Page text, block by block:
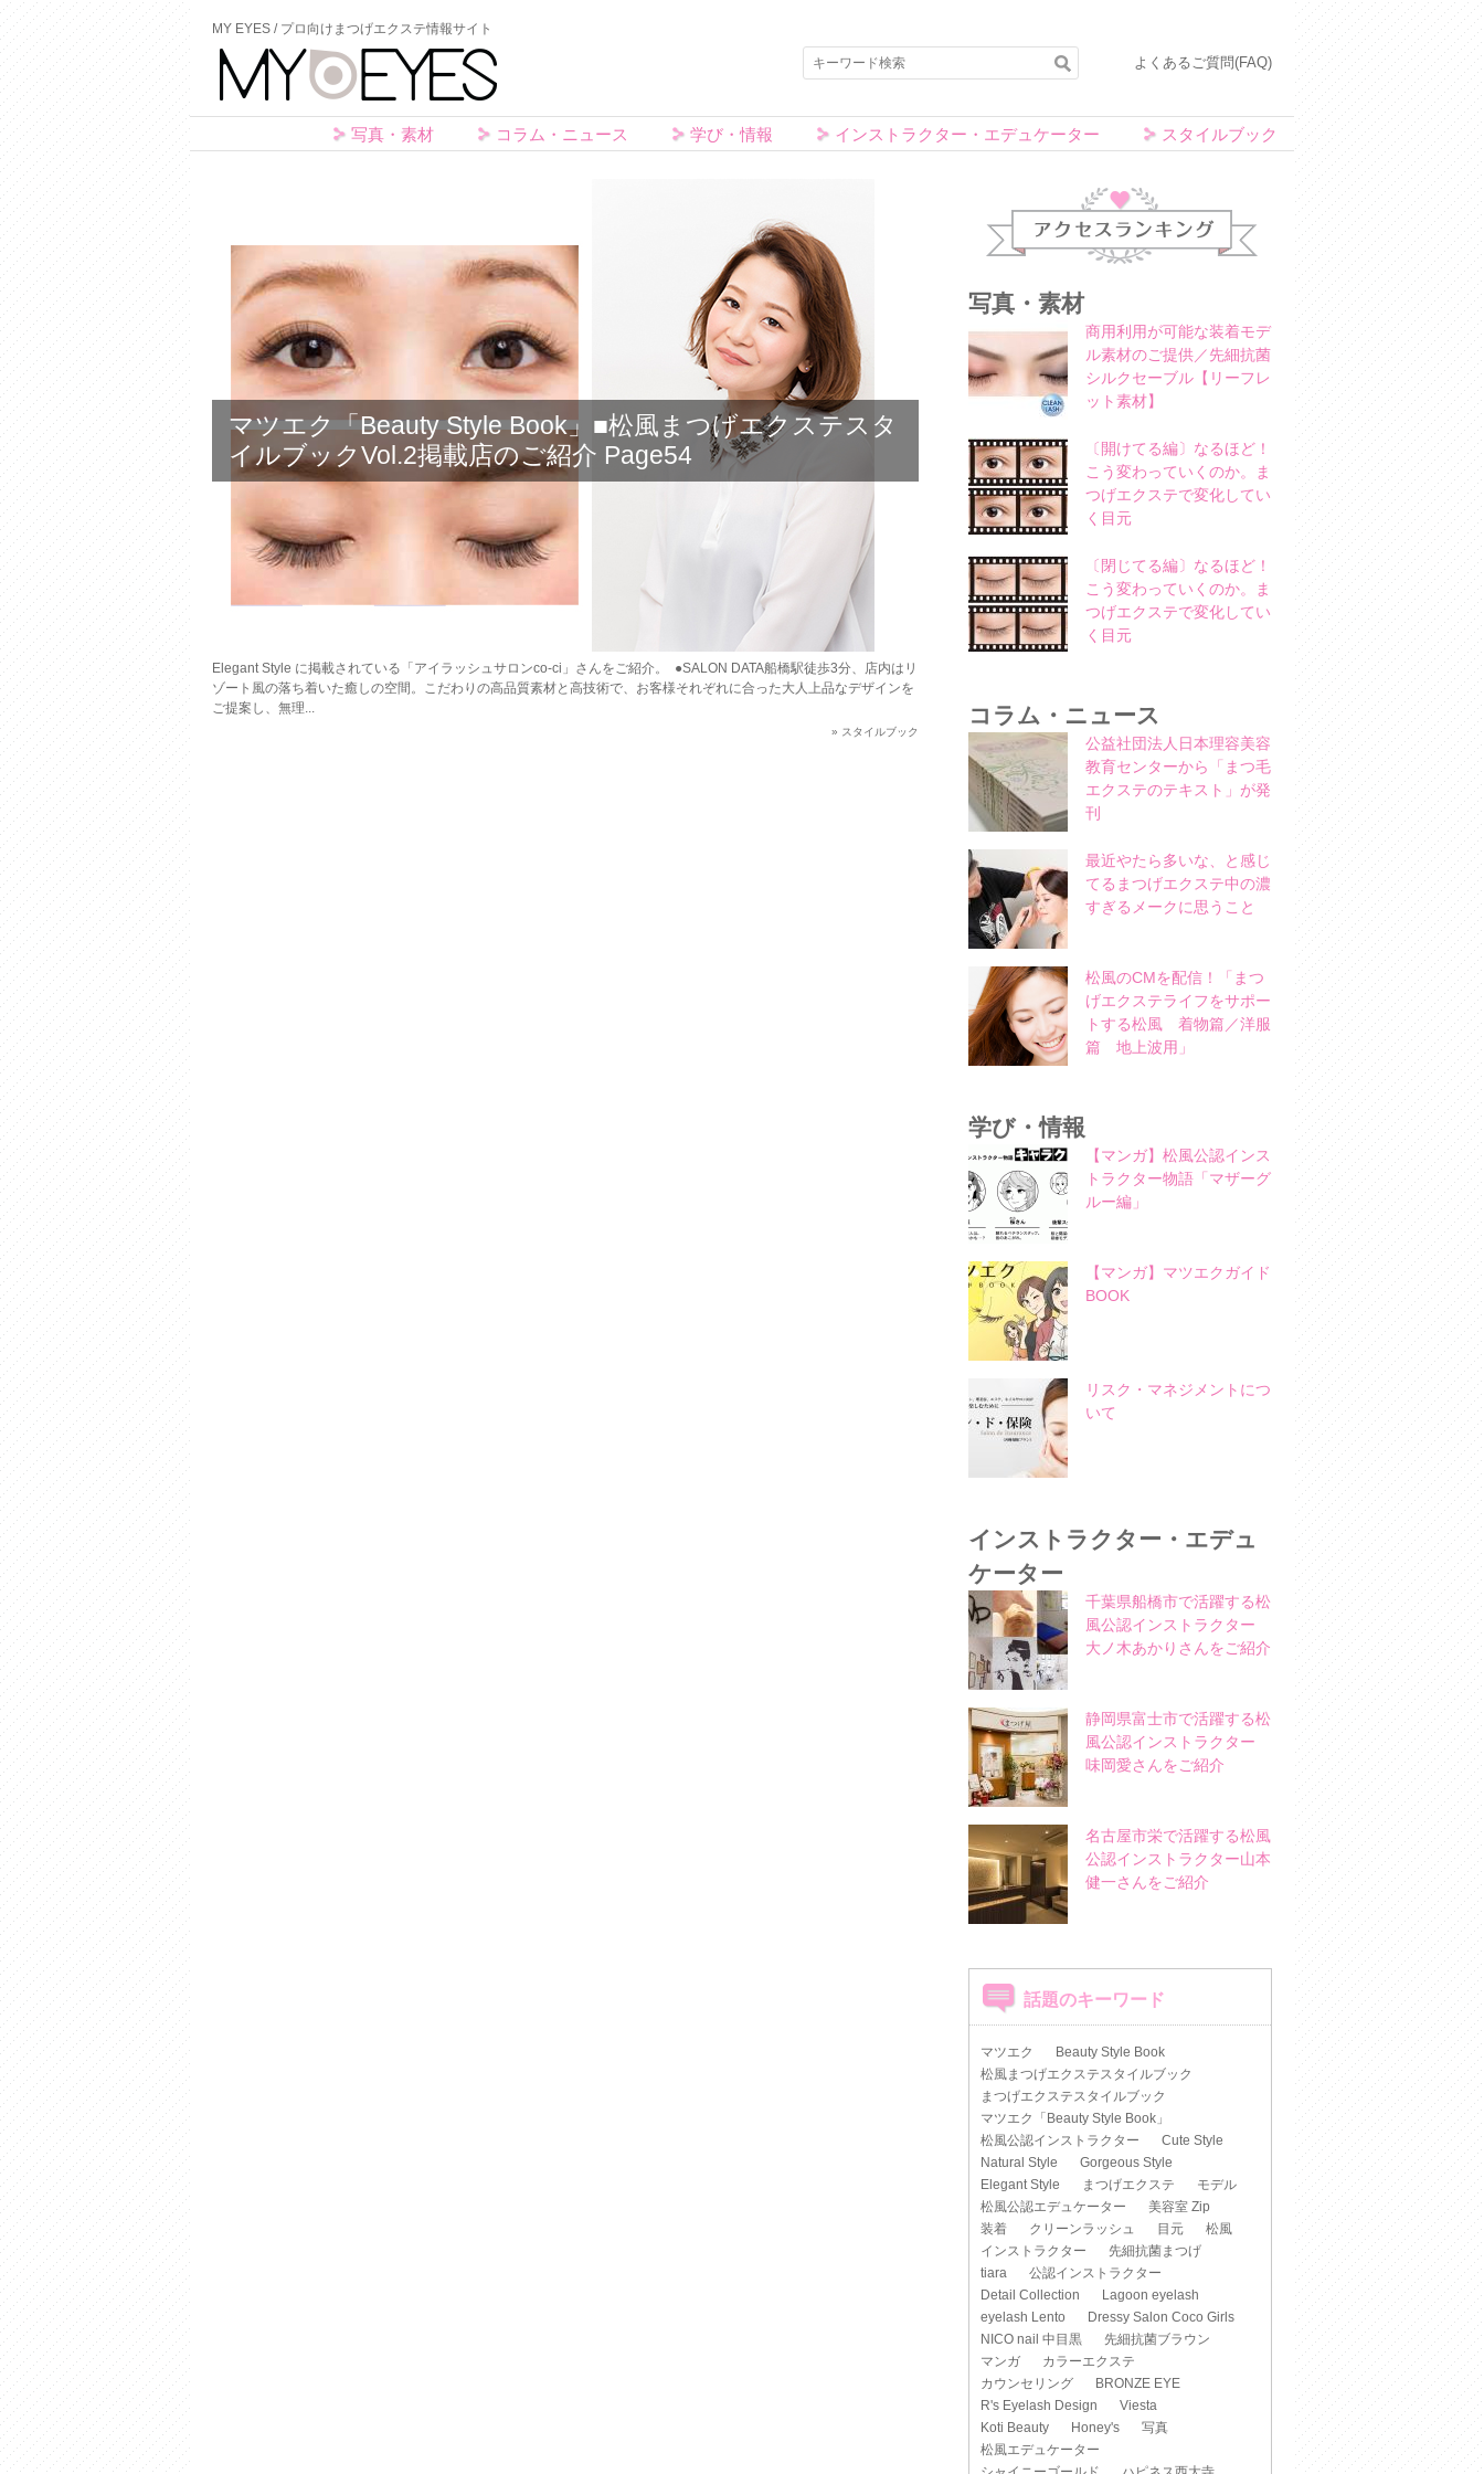
MY EYES / プロ向けまつげエクステ情報サイト
よくあるご質問(FAQ)
写真・素材 コラム・ニュース 学び・情報 インストラクター・エデュケーター スタイルブック
マツエク「Beauty Style Book」■松風まつげエクステスタ
イルブックVol.2掲載店のご紹介 Page54
Elegant Style に掲載されている「アイラッシュサロンco-ci」さんをご紹介。 ●SALON DATA船橋駅徒歩3分、店内はリ
ゾート風の落ち着いた癒しの空間。こだわりの高品質素材と高技術で、お客様それぞれに合った大人上品なデザインを
ご提案し、無理...
» スタイルブック
アクセスランキング
写真・素材
商用利用が可能な装着モデ
ル素材のご提供／先細抗菌
シルクセーブル【リーフレ
ット素材】
〔開けてる編〕なるほど！
こう変わっていくのか。ま
つげエクステで変化してい
く目元
〔閉じてる編〕なるほど！
こう変わっていくのか。ま
つげエクステで変化してい
く目元
コラム・ニュース
公益社団法人日本理容美容
教育センターから「まつ毛
エクステのテキスト」が発
刊
最近やたら多いな、と感じ
てるまつげエクステ中の濃
すぎるメークに思うこと
松風のCMを配信！「まつ
げエクステライフをサポー
トする松風 着物篇／洋服
篇 地上波用」
学び・情報
【マンガ】松風公認インス
トラクター物語「マザーグ
ルー編」
【マンガ】マツエクガイド
BOOK
リスク・マネジメントにつ
いて
インストラクター・エデュ
ケーター
千葉県船橋市で活躍する松
風公認インストラクター
大ノ木あかりさんをご紹介
静岡県富士市で活躍する松
風公認インストラクター
味岡愛さんをご紹介
名古屋市栄で活躍する松風
公認インストラクター山本
健一さんをご紹介
話題のキーワード
マツエク
Beauty Style Book
松風まつげエクステスタイルブック
まつげエクステスタイルブック
マツエク「Beauty Style Book」
松風公認インストラクター
Cute Style
Natural Style
Gorgeous Style
Elegant Style
まつげエクステ
モデル
松風公認エデュケーター
美容室 Zip
装着
クリーンラッシュ 目元
松風
インストラクター
先細抗菌まつげ
tiara
公認インストラクター
Detail Collection
Lagoon eyelash
eyelash Lento
Dressy Salon Coco Girls
NICO nail 中目黒
先細抗菌ブラウン
マンガ
カラーエクステ
カウンセリング
BRONZE EYE
R's Eyelash Design
Viesta
Koti Beauty
Honey's
写真
松風エデュケーター